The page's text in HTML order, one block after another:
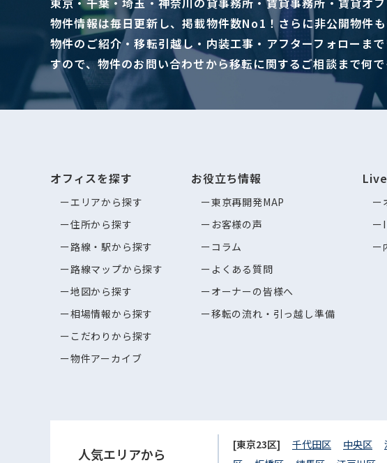
物件情報は毎日更新し、掲載物件数No1！さらに非公開物件も
物件のご紹介・移転引越し・内装工事・アフターフォローま
すので、物件のお問い合わせから移転に関するご相談まで何
オフィスを探す
エリアから探す
住所から探す
路線・駅から探す
路線マップから探す
地図から探す
相場情報から探す
こだわりから探す
物件アーカイブ
お役立ち情報
東京再開発MAP
お客様の声
コラム
よくある質問
オーナーの皆様へ
移転の流れ・引っ越し準備
人気エリアから
[東京23区] 千代田区 中央区